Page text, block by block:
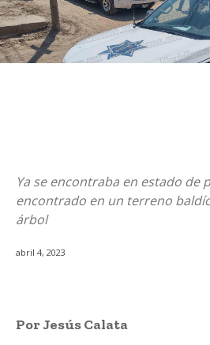
Ya se encontraba en estado de
encontrado en un terreno
árbol
abril 4, 2023
Por Jesús Calata